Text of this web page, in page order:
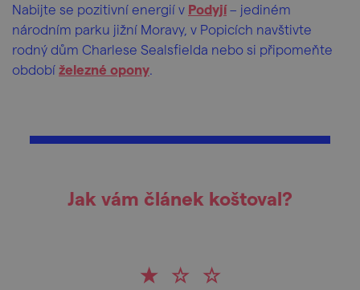
Nabijte se pozitivní energií v Podyjí– jediném
národním parku jižní Moravy, v Popicích navštivte
rodný dům Charlese Sealsfielda nebo si připomeňte
období železné opony.
Jak vám článek koštoval?